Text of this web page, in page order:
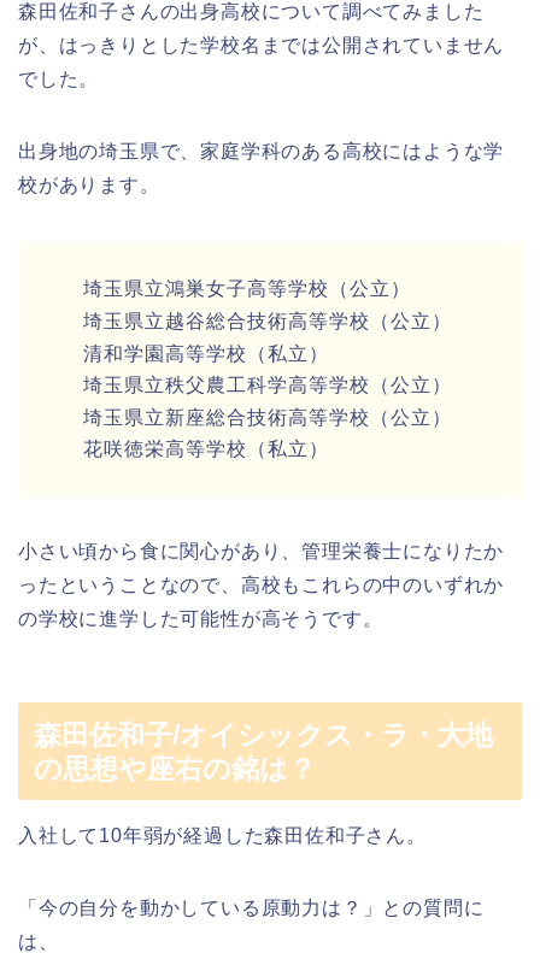
森田佐和子さんの出身高校について調べてみました
が、はっきりとした学校名までは公開されていません
でした。
出身地の埼玉県で、家庭学科のある高校にはような学
校があります。
埼玉県立鴻巣女子高等学校（公立）
埼玉県立越谷総合技術高等学校（公立）
清和学園高等学校（私立）
埼玉県立秩父農工科学高等学校（公立）
埼玉県立新座総合技術高等学校（公立）
花咲徳栄高等学校（私立）
小さい頃から食に関心があり、管理栄養士になりたか
ったということなので、高校もこれらの中のいずれか
の学校に進学した可能性が高そうです。
森田佐和子/オイシックス・ラ・大地
の思想や座右の銘は？
入社して10年弱が経過した森田佐和子さん。
「今の自分を動かしている原動力は？」との質問に
は、